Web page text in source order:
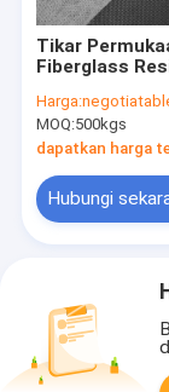
Tikar
Fiberglass
330g 480g
Fiber Veil
Harga:
MOQ:500kgs
dapatkan harga
Hubungi